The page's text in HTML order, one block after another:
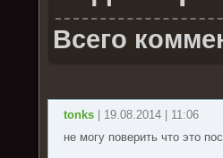
Всего
tonks | 19.08.2014 | 11:06
не могу поверить что это